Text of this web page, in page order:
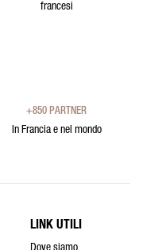
francesi
+850 PARTNER
In Francia e nel mondo
LINK UTILI